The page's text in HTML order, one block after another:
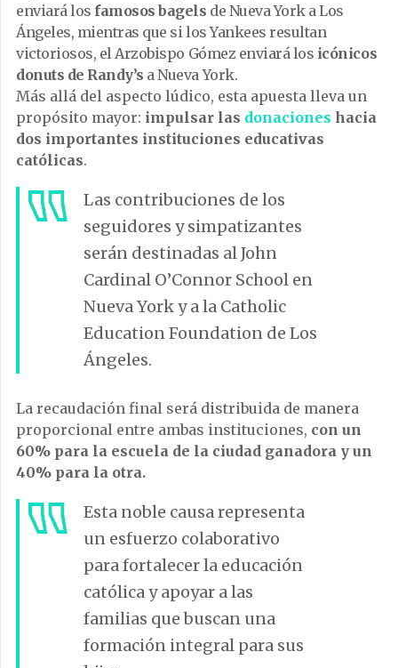
enviará los famosos bagels de Nueva York a Los
Ángeles, mientras que si los Yankees resultan
victoriosos, el Arzobispo Gómez enviará los icónicos
donuts de Randy’s a Nueva York.
Más allá del aspecto lúdico, esta apuesta lleva un
propósito mayor: impulsar las donaciones hacia
dos importantes instituciones educativas
católicas.
Las contribuciones de los
seguidores y simpatizantes
serán destinadas al John
Cardinal O’Connor School en
Nueva York y a la Catholic
Education Foundation de Los
Ángeles.
La recaudación final será distribuida de manera
proporcional entre ambas instituciones, con un
60% para la escuela de la ciudad ganadora y un
40% para la otra.
Esta noble causa representa
un esfuerzo colaborativo
para fortalecer la educación
católica y apoyar a las
familias que buscan una
formación integral para sus